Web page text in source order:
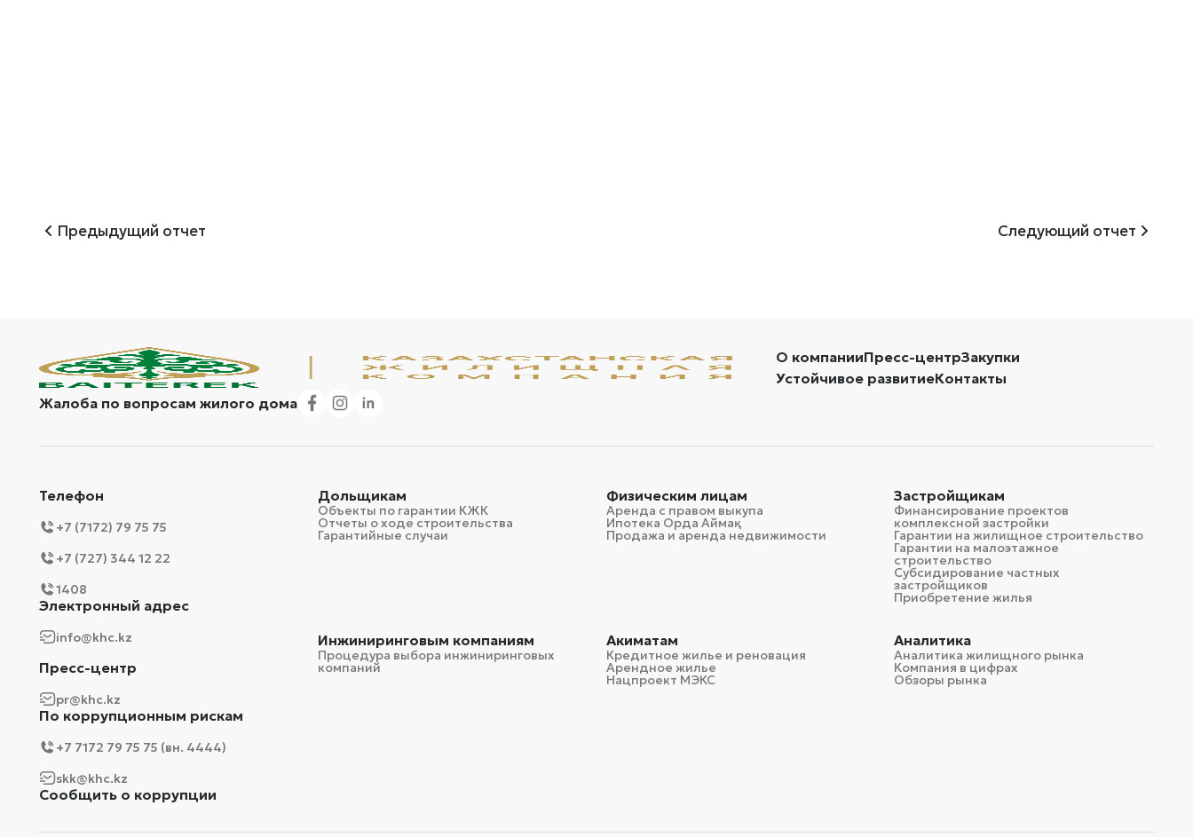
Предыдущий отчет Следующий отчет
О компанииПресс-центрЗакупки
Устойчивое развитиеКонтакты
Жалоба по вопросам жилого дома
Телефон
+7 (7172) 79 75 75
+7 (727) 344 12 22
1408
Электронный адрес
info@khc.kz
Пресс-центр
pr@khc.kz
По коррупционным рискам
+7 7172 79 75 75 (вн. 4444)
skk@khc.kz
Сообщить о коррупции
Дольщикам
Объекты по гарантии КЖК
Отчеты о ходе строительства
Гарантийные случаи
Физическим лицам
Аренда с правом выкупа
Ипотека Орда Аймақ
Продажа и аренда недвижимости
Застройщикам
Финансирование проектов
комплексной застройки
Гарантии на жилищное строительство
Гарантии на малоэтажное
строительство
Субсидирование частных
застройщиков
Приобретение жилья
Инжиниринговым компаниям
Процедура выбора инжиниринговых
компаний
Акиматам
Кредитное жилье и реновация
Арендное жилье
Нацпроект МЭКС
Аналитика
Аналитика жилищного рынка
Компания в цифрах
Обзоры рынка